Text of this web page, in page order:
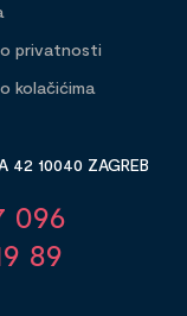
privatnosti
kolačićima
42 10040 ZAGREB
096
89